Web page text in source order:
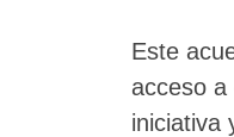
Este
acceso a
iniciativa